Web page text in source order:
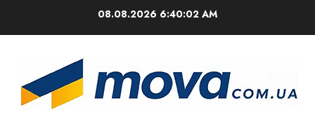
08.08.2026 6:40:02 AM